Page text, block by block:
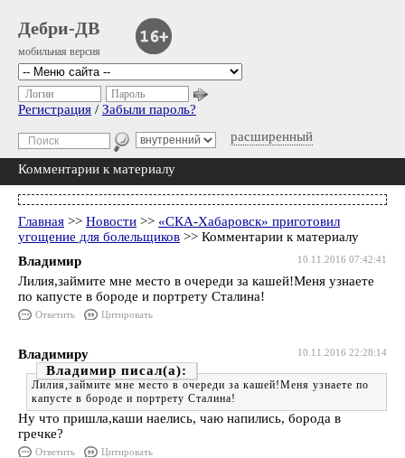
Дебри-ДВ
мобильная версия
расширенный
Логин Пароль
Регистрация / Забыли пароль?
Комментарии к материалу
Главная >> Новости >> «СКА-Хабаровск» приготовил
угощение для болельщиков >> Комментарии к материалу
10.11.2016 07:42:41
Владимир
Лилия,займите мне место в очереди за кашей!Меня узнаете
по капусте в бороде и портрету Сталина!
Ответить Цитировать
10.11.2016 22:28:14
Владимиру
Владимир
Лилия,займите мне место в очереди за кашей!Меня узнаете по
капусте в бороде и портрету Сталина!
Ну что пришла,каши наелись, чаю напились, борода в
гречке?
Ответить Цитировать